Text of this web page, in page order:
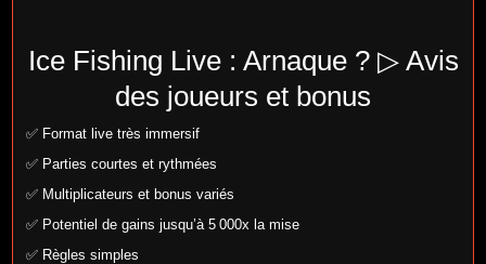
Ice Fishing Live : Arnaque ? ▷ Avis
des joueurs et bonus
✅ Format live très immersif
✅ Parties courtes et rythmées
✅ Multiplicateurs et bonus variés
✅ Potentiel de gains jusqu’à 5 000x la mise
✅ Règles simples